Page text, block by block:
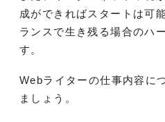
成ができればスタートは可
ランスで生き残る場合のハ
す。
Webライターの仕事内容に
ましょう。